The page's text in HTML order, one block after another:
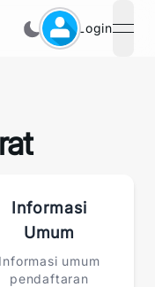
Login
Informasi
Umum
Informasi umum
pendaftaran